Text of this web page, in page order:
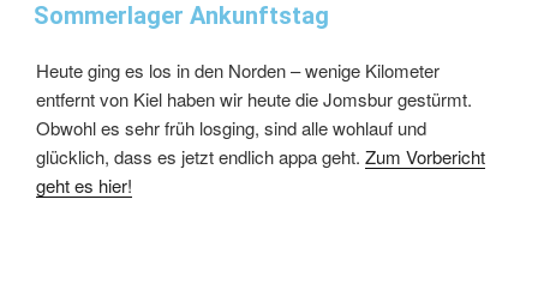
Sommerlager Ankunftstag
Heute ging es los in den Norden – wenige Kilometer
entfernt von Kiel haben wir heute die Jomsbur gestürmt.
Obwohl es sehr früh losging, sind alle wohlauf und
glücklich, dass es jetzt endlich appa geht. Zum Vorbericht
geht es hier!